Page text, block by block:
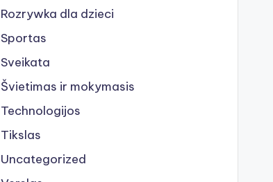
Rozrywka dla dzieci
Sportas
Sveikata
Švietimas ir mokymasis
Technologijos
Tikslas
Uncategorized